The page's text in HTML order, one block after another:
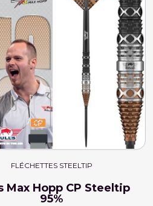
FLÉCHETTES STEELTIP
Max Hopp CP Steeltip
95%